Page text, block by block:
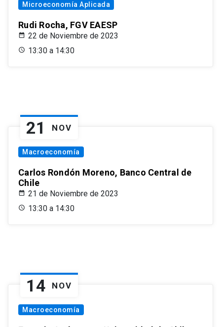
Microeconomía Aplicada
Rudi Rocha, FGV EAESP
22 de Noviembre de 2023
13:30 a 14:30
21 NOV
Macroeconomía
Carlos Rondón Moreno, Banco Central de
Chile
21 de Noviembre de 2023
13:30 a 14:30
14 NOV
Macroeconomía